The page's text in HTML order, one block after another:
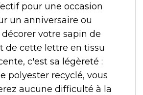
pour une occasion
un anniversaire ou
votre sapin de
de cette lettre en tissu
c'est sa légèreté :
polyester recyclé, vous
aucune difficulté à la